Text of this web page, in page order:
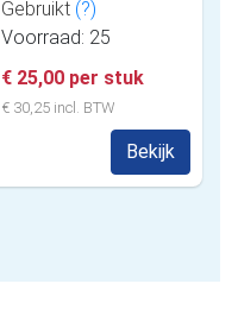
Gebruikt (?)
Voorraad: 25
€ 25,00 per stuk
€ 30,25 incl. BTW
Bekijk